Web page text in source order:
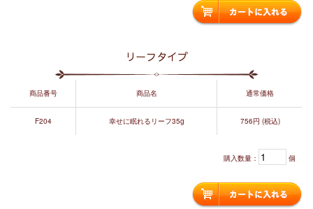
リーフタイプ
商品番号 商品名 通常価格
F204 幸せに眠れるリーフ35g 756円 (税込)
購入数量： 個